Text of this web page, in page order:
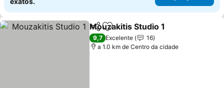
PartilharAdicionar aos favoritos
Mouzakitis Studio 1
9,7 Excelente
16
a 1.0 km de Centro da cidade